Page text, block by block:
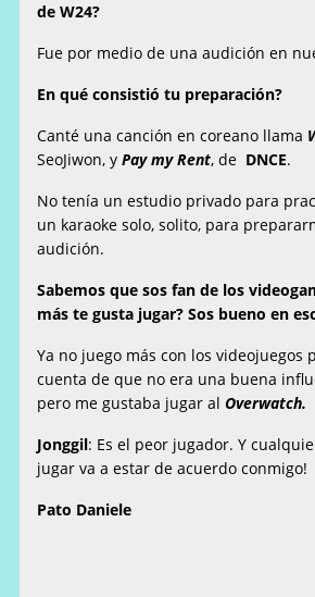
de W24?
Fue por medio de una audición en
En qué consistió tu preparación?
Canté una canción en coreano llama
SeoJiwon, yPay my Rent, de DNCE.
No tenía un estudio privado para
un karaoke solo, solito, para
audición.
Sabemos que sos fan de los
más te gusta jugar? Sos bueno en
Ya no juego más con los videojuegos
cuenta de que no era una buena
pero me gustaba jugar alOverwatch.
Jonggil: Es el peor jugador. Y
jugar va a estar de acuerdo conmigo!
Pato Daniele